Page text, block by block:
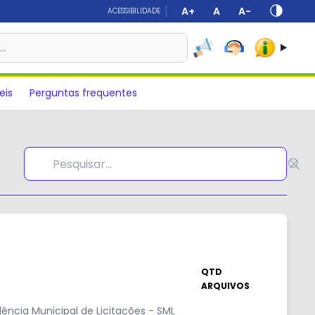
ACESSIBILIDADE A+ A A-
Perguntas frequentes
QTD
ARQUIVOS
Municipal de Licitações - SML